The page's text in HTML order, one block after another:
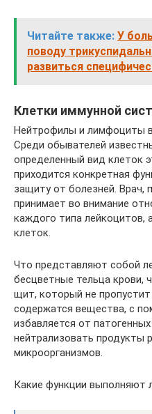
Читайте также: У
поводу
развиться
Клетки иммунной
Нейтрофилы и лимфоциты
Среди обывателей
определенный вид клеток
приходится конкретная
защиту от болезней. Врач,
принимает во внимание
каждого типа лейкоцитов,
клеток.
Что представляют собой
бесцветные тельца крови,
щит, который не
содержатся вещества, с
избавляется от
нейтрализовать продукты
микроорганизмов.
Какие функции выполняют